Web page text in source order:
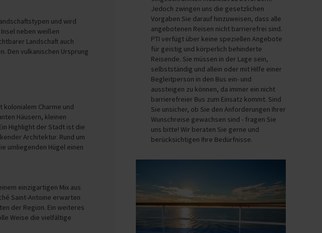
und wird
neben weißen
Landschaft auch
Den vulkanischen Ursprung
Charme und
Häusern, kleinen
Highlight der Stadt ist die
Architektur. Rund um
umliegenden Hügel einen
einzigartigen Mix aus
Saint-Antoine erwarten
der Region. Ein weiteres
Weise die vielfältige
Jedoch zwingen uns die gesetzlichen
Vorgaben Sie darauf hinzuweisen, dass alle
angebotenen Reisen nicht barrierefrei sind.
PTI verfügt über keine speziellen Angebote
für geistig und körperlich behinderte
Reisende. Sie müssen in der Lage sein,
selbstständig und allein oder mit Hilfe einer
Begleitperson in den Bus ein- und
aussteigen zu können, da immer ein nicht
barrierefreier Bus zum Einsatz kommt. Sind
Sie unsicher, ob Sie den Anforderungen Ihrer
Wunschreise gewachsen sind - fragen Sie
uns bitte! Wir beraten Sie gerne und
berücksichtigen Ihre Bedürfnisse.